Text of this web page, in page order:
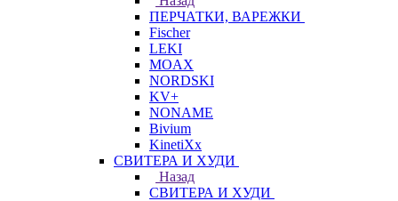
ПЕРЧАТКИ, ВАРЕЖКИ
Fischer
LEKI
MOAX
NORDSKI
KV+
NONAME
Bivium
KinetiXx
СВИТЕРА И ХУДИ
Назад
СВИТЕРА И ХУДИ